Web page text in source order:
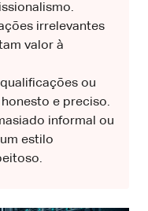
irrelevantes
valor à
ou
e preciso.
informal ou
estilo